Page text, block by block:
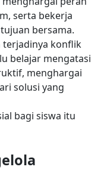
serta bekerja
bersama.
terjadinya konflik
belajar mengatasi
menghargai
solusi yang